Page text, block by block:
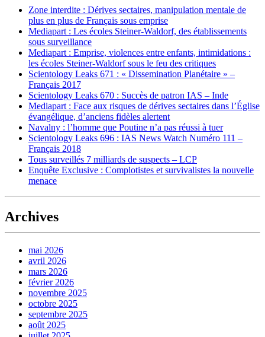
Zone interdite : Dérives sectaires, manipulation mentale de
plus en plus de Français sous emprise
Mediapart : Les écoles Steiner-Waldorf, des établissements
sous surveillance
Mediapart : Emprise, violences entre enfants, intimidations :
les écoles Steiner-Waldorf sous le feu des critiques
Scientology Leaks 671 : « Dissemination Planétaire » –
Français 2017
Scientology Leaks 670 : Succès de patron IAS – Inde
Mediapart : Face aux risques de dérives sectaires dans l’Église
évangélique, d’anciens fidèles alertent
Navalny : l’homme que Poutine n’a pas réussi à tuer
Scientology Leaks 696 : IAS News Watch Numéro 111 –
Français 2018
Tous surveillés 7 milliards de suspects – LCP
Enquête Exclusive : Complotistes et survivalistes la nouvelle
menace
Archives
mai 2026
avril 2026
mars 2026
février 2026
novembre 2025
octobre 2025
septembre 2025
août 2025